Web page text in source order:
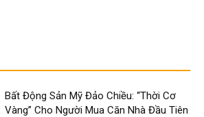
Bất Động Sản Mỹ Đảo Chiều: “Thời Cơ
Vàng” Cho Người Mua Căn Nhà Đầu Tiên